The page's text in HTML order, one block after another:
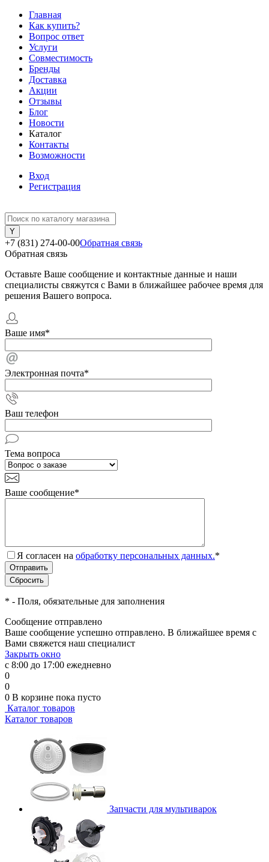
Главная
Как купить?
Вопрос ответ
Услуги
Совместимость
Бренды
Доставка
Акции
Отзывы
Блог
Новости
Каталог
Контакты
Возможности
Вход
Регистрация
+7 (831) 274-00-00Обратная связь
Обратная связь
Оставьте Ваше сообщение и контактные данные и наши
специалисты свяжутся с Вами в ближайшее рабочее время для
решения Вашего вопроса.
Ваше имя*
Электронная почта*
Ваш телефон
Тема вопроса
Ваше сообщение*
Я согласен на обработку персональных данных.*
* - Поля, обязательные для заполнения
Сообщение отправлено
Ваше сообщение успешно отправлено. В ближайшее время с
Вами свяжется наш специалист
Закрыть окно
с 8:00 до 17:00 ежедневно
0
0
0 В корзине пока пусто
Каталог товаров
Каталог товаров
Запчасти для мультиварок